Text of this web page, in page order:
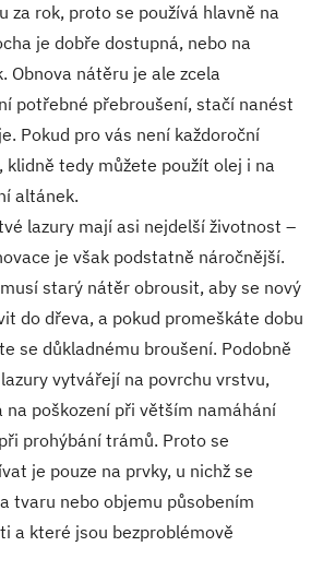
za rok, proto se používá hlavně na
je dobře dostupná, nebo na
Obnova nátěru je ale zcela
potřebné přebroušení, stačí nanést
Pokud pro vás není každoroční
tedy můžete použít olej i na
altánek.
lazury mají asi nejdelší životnost –
je však podstatně náročnější.
starý nátěr obrousit, aby se nový
do dřeva, a pokud promeškáte dobu
se důkladnému broušení. Podobně
vytvářejí na povrchu vrstvu,
na poškození při větším namáhání
prohýbání trámů. Proto se
je pouze na prvky, u nichž se
tvaru nebo objemu působením
a které jsou bezproblémově